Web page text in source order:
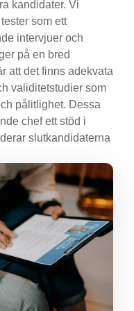
kandidater. Vi
som ett
intervjuer och
på en bred
att det finns adekvata
validitetstudier som
pålitlighet. Dessa
chef ett stöd i
slutkandidaterna